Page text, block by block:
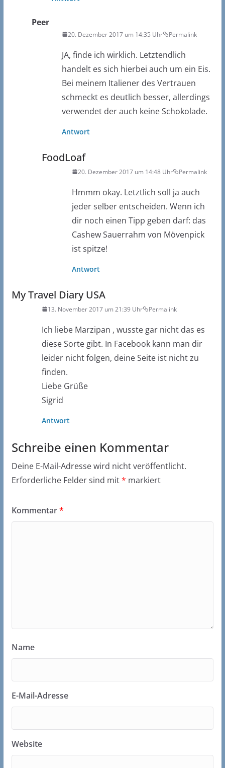
Peer
20. Dezember 2017 um 14:35 Uhr Permalink
JA, finde ich wirklich. Letztendlich
handelt es sich hierbei auch um ein Eis.
Bei meinem Italiener des Vertrauen
schmeckt es deutlich besser, allerdings
verwendet der auch keine Schokolade.
Antwort
FoodLoaf
20. Dezember 2017 um 14:48 Uhr Permalink
Hmmm okay. Letztlich soll ja auch
jeder selber entscheiden. Wenn ich
dir noch einen Tipp geben darf: das
Cashew Sauerrahm von Mövenpick
ist spitze!
Antwort
My Travel Diary USA
13. November 2017 um 21:39 Uhr Permalink
Ich liebe Marzipan , wusste gar nicht das es
diese Sorte gibt. In Facebook kann man dir
leider nicht folgen, deine Seite ist nicht zu
finden.
Liebe Grüße
Sigrid
Antwort
Schreibe einen Kommentar
Deine E-Mail-Adresse wird nicht veröffentlicht.
Erforderliche Felder sind mit* markiert
Kommentar*
Name
E-Mail-Adresse
Website